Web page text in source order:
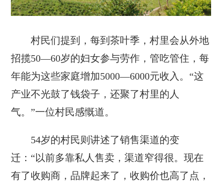
村民们提到，每到茶叶季，村里会从外地
招揽50—60岁的妇女参与劳作，管吃管住，每
年能为这些家庭增加5000—6000元收入。“这
产业不光鼓了钱袋子，还聚了村里的人
气。”一位村民感慨道。
54岁的村民则讲述了销售渠道的变
迁：“以前多靠私人售卖，渠道窄得很。现在
有了收购商，品牌起来了，收购价也高了点，